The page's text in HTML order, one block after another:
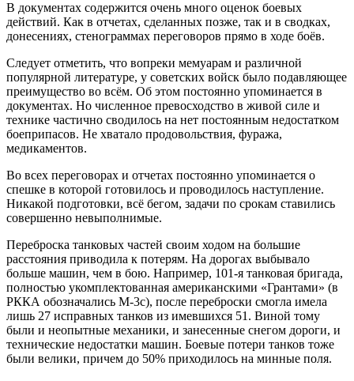
В документах содержится очень много оценок боевых
действий. Как в отчетах, сделанных позже, так и в сводках,
донесениях, стенограммах переговоров прямо в ходе боёв.
Следует отметить, что вопреки мемуарам и различной
популярной литературе, у советских войск было подавляющее
преимущество во всём. Об этом постоянно упоминается в
документах. Но численное превосходство в живой силе и
технике частично сводилось на нет постоянным недостатком
боеприпасов. Не хватало продовольствия, фуража,
медикаментов.
Во всех переговорах и отчетах постоянно упоминается о
спешке в которой готовилось и проводилось наступление.
Никакой подготовки, всё бегом, задачи по срокам ставились
совершенно невыполнимые.
Переброска танковых частей своим ходом на большие
расстояния приводила к потерям. На дорогах выбывало
больше машин, чем в бою. Например, 101-я танковая бригада,
полностью укомплектованная американскими «Грантами» (в
РККА обозначались М-3с), после переброски смогла имела
лишь 27 исправных танков из имевшихся 51. Виной тому
были и неопытные механики, и занесенные снегом дороги, и
технические недостатки машин. Боевые потери танков тоже
были велики, причем до 50% приходилось на минные поля.